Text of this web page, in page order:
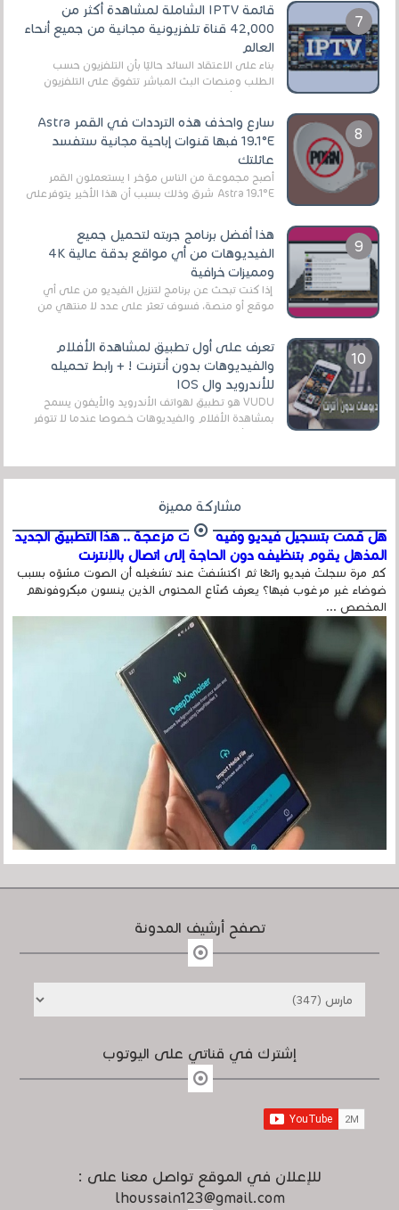
قائمة IPTV الشاملة لمشاهدة أكثر من
42,000 قناة تلفزيونية مجانية من جميع أنحاء
العالم
بناءً على الاعتقاد السائد حاليًا بأن التلفزيون حسب
الطلب ومنصات البث المباشر تتفوق على التلفزيون
الرقمي الأرضي التقليدي، يُعدّ IPTV-org خيار...
سارع واحذف هذه الترددات في القمر Astra
19.1°E فبها قنوات إباحية مجانية ستفسد
عائلتك
أصبح مجموعة من الناس مؤخر ا يستعملون القمر
Astra 19.1°E شرق وذلك بسبب أن هذا الأخير يتوفرعلى
هذا أفضل برنامج جربته لتحميل جميع
الفيديوهات من أي مواقع بدقة عالية 4K
ومميزات خرافية
إذا كنت تبحث عن برنامج لتنزيل الفيديو من على أي
موقع أو منصة، فسوف تعثر على عدد لا منتهي من
تعرف على أول تطبيق لمشاهدة الأفلام
والفيديوهات بدون أنترنت ! + رابط تحميله
للأندرويد وال IOS
VUDU هو تطبيق لهواتف الأندرويد والأيفون يسمح
بمشاهدة الأفلام والفيديوهات خصوصا عندما لا تتوفر
مشاركة مميزة
هل قمت بتسجيل فيديو وفيه أصوت مزعجة .. هذا التطبيق الجديد
المذهل يقوم بتنظيفه دون الحاجة إلى اتصال بالإنترنت
كم مرة سجلتَ فيديو رائعًا ثم اكتشفتَ عند تشغيله أن الصوت مشوّه بسبب
ضوضاء غير مرغوب فيها؟ يعرف صُنّاع المحتوى الذين ينسون ميكروفونهم
المخصص ...
تصفح أرشيف المدونة
إشترك في قناتي على اليوتوب
للإعلان في الموقع تواصل معنا على :
lhoussain123@gmail.com